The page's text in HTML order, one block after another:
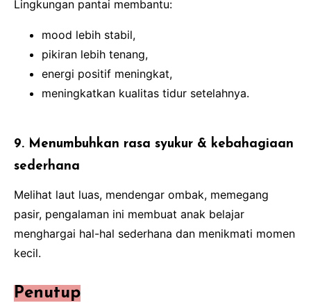
Lingkungan pantai membantu:
mood lebih stabil,
pikiran lebih tenang,
energi positif meningkat,
meningkatkan kualitas tidur setelahnya.
9. Menumbuhkan rasa syukur & kebahagiaan
sederhana
Melihat laut luas, mendengar ombak, memegang
pasir, pengalaman ini membuat anak belajar
menghargai hal-hal sederhana dan menikmati momen
kecil.
Penutup